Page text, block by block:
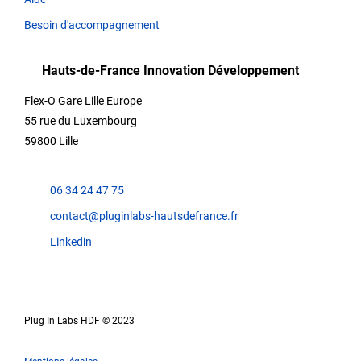
Besoin d'accompagnement
Hauts-de-France Innovation Développement
Flex-O Gare Lille Europe
55 rue du Luxembourg
59800 Lille
06 34 24 47 75
contact@pluginlabs-hautsdefrance.fr
Linkedin
Plug In Labs HDF © 2023